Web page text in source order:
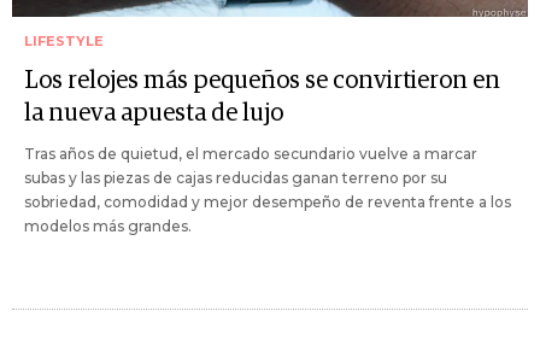
LIFESTYLE
Los relojes más pequeños se convirtieron en
la nueva apuesta de lujo
Tras años de quietud, el mercado secundario vuelve a marcar
subas y las piezas de cajas reducidas ganan terreno por su
sobriedad, comodidad y mejor desempeño de reventa frente a los
modelos más grandes.